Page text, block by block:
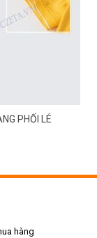
PHỐI LÉ
hàng